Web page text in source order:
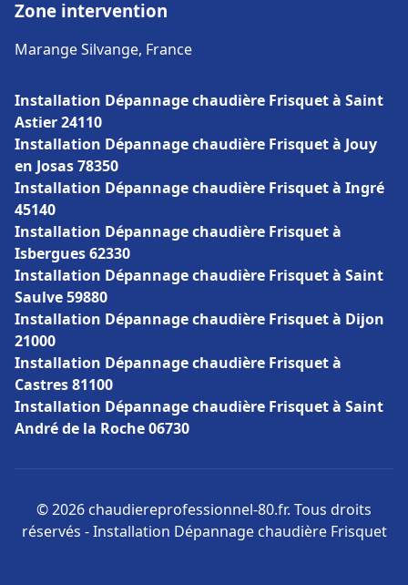
Zone intervention
Marange Silvange, France
Installation Dépannage chaudière Frisquet à Saint
Astier 24110
Installation Dépannage chaudière Frisquet à Jouy
en Josas 78350
Installation Dépannage chaudière Frisquet à Ingré
45140
Installation Dépannage chaudière Frisquet à
Isbergues 62330
Installation Dépannage chaudière Frisquet à Saint
Saulve 59880
Installation Dépannage chaudière Frisquet à Dijon
21000
Installation Dépannage chaudière Frisquet à
Castres 81100
Installation Dépannage chaudière Frisquet à Saint
André de la Roche 06730
© 2026 chaudiereprofessionnel-80.fr. Tous droits
réservés - Installation Dépannage chaudière Frisquet